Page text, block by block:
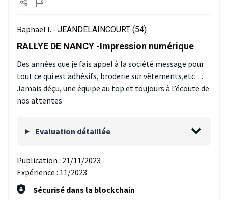
Raphael I. - JEANDELAINCOURT (54)
RALLYE DE NANCY -Impression numérique
Des années que je fais appel à la société message pour
tout ce qui est adhésifs, broderie sur vêtements,etc…
Jamais déçu, une équipe au top et toujours à l’écoute de
nos attentes
Evaluation détaillée
Publication : 21/11/2023
Expérience : 11/2023
Sécurisé dans la blockchain